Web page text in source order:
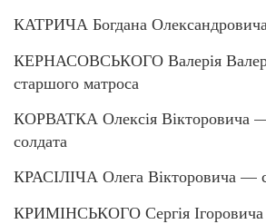
КАТРИЧА Богдана
КЕРНАСОВСЬКОГО Валерія
старшого матроса
КОРВАТКА Олексія Вікторовича
солдата
КРАСІЛІЧА Олега Вікторовича —
КРИМІНСЬКОГО Сергія